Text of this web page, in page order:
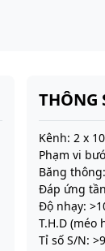
THÔNG
Kênh: 2 x
Phạm vi
Băng
Đáp ứng
Độ nhạy:
T.H.D (méo
Tỉ số S/N: